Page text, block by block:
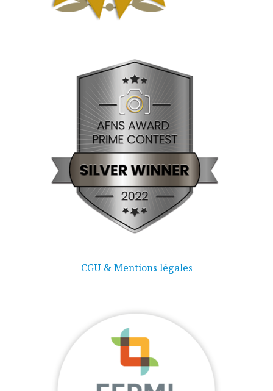
CGU & Mentions légales